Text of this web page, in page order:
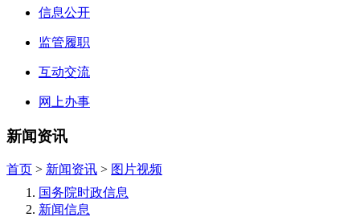
信息公开
监管履职
互动交流
网上办事
新闻资讯
首页 > 新闻资讯 > 图片视频
国务院时政信息
新闻信息